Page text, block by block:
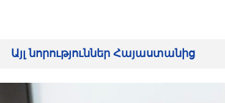
Այլ նորություններ Հայաստանից